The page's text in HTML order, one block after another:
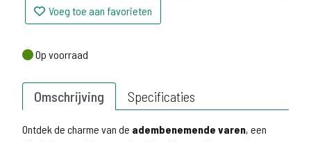
Voeg toe aan favorieten
Op voorraad
Op voorraad
Omschrijving Specificaties
Ontdek de charme van de adembenemende varen, een